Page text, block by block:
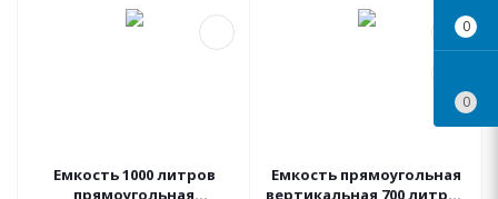
Емкость 1000 литров
прямоугольная
Емкость прямоугольная
вертикальная 700 литров
0
0